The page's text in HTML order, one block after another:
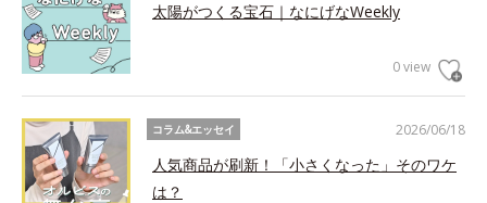
太陽がつくる宝石｜なにげなWeekly
0 view
2026/06/18
コラム&エッセイ
人気商品が刷新！「小さくなった」そのワケ
は？